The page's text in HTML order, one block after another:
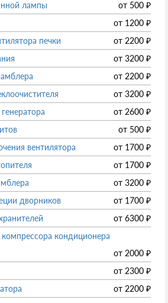
лампы
от 500 ₽
от 1200 ₽
печки
от 2200 ₽
от 3200 ₽
от 2200 ₽
от 3200 ₽
от 2600 ₽
от 500 ₽
вентилятора
от 1700 ₽
от 1700 ₽
от 3200 ₽
дворников
от 1700 ₽
от 6300 ₽
кондиционера
от 2000 ₽
от 2300 ₽
от 2200 ₽